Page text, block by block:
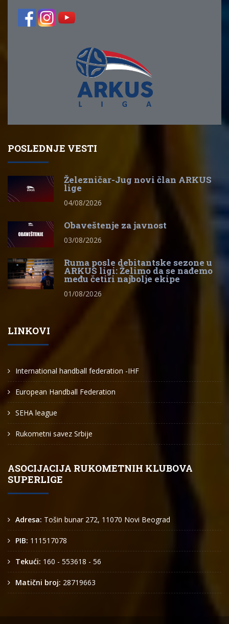
POSLEDNJE VESTI
Železničar-Jug novi član ARKUS
lige
04/08/2026
Obaveštenje za javnost
03/08/2026
Ruma posle debitantske sezone u
ARKUS ligi: Želimo da se nađemo
među četiri najbolje ekipe
01/08/2026
LINKOVI
International handball federation -IHF
European Handball Federation
SEHA league
Rukometni savez Srbije
ASOCIJACIJA RUKOMETNIH KLUBOVA
SUPERLIGE
Adresa: Tošin bunar 272, 11070 Novi Beograd
PIB: 111517078
Tekući: 160 - 553618 - 56
Matični broj: 28719663